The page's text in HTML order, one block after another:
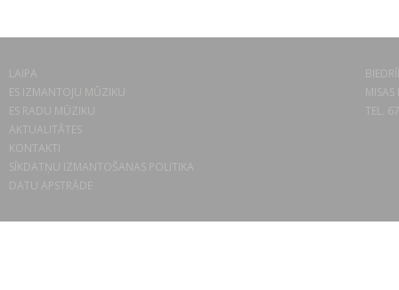
LAIPA
ES IZMANTOJU MŪZIKU
ES RADU MŪZIKU
AKTUALITĀTES
KONTAKTI
SĪKDATŅU IZMANTOŠANAS POLITIKA
DATU APSTRĀDE
TEL.